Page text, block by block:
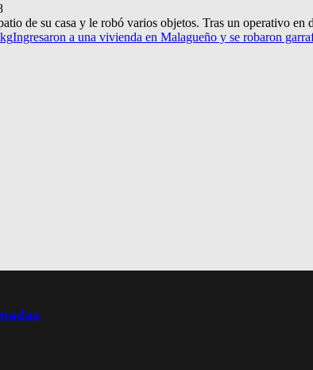
de su casa y le robó varios objetos. Tras un operativo en
Ingresaron a una vivienda en Malagueño y se robaron